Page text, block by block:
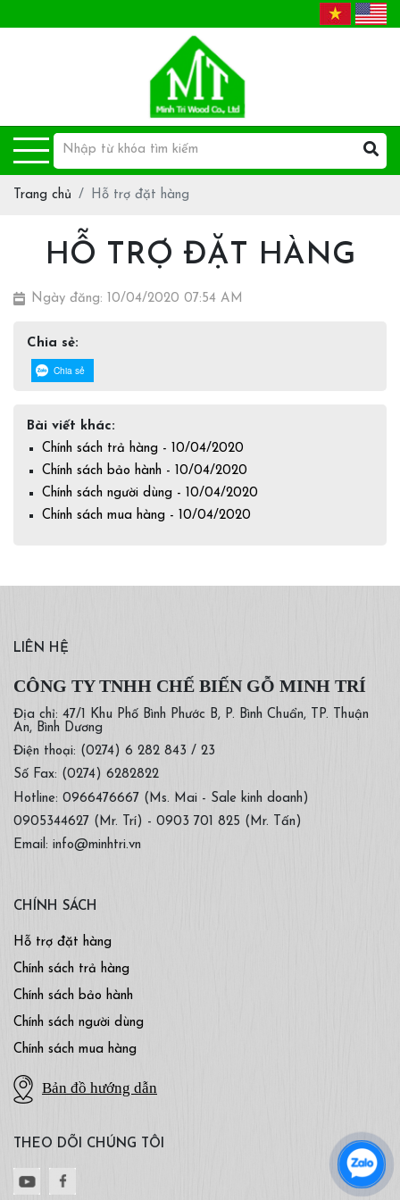
Trang chủ Hỗ trợ đặt hàng
HỖ TRỢ ĐẶT HÀNG
Ngày đăng: 10/04/2020 07:54 AM
Chia sẻ:
Chia sẻ
Bài viết khác:
Chính sách trả hàng - 10/04/2020
Chính sách bảo hành - 10/04/2020
Chính sách người dùng - 10/04/2020
Chính sách mua hàng - 10/04/2020
LIÊN HỆ
CÔNG TY TNHH CHẾ BIẾN GỖ MINH TRÍ
Địa chỉ: 47/1 Khu Phố Bình Phước B, P. Bình Chuẩn, TP. Thuận
An, Bình Dương
Điện thoại: (0274) 6 282 843 / 23
Số Fax: (0274) 6282822
Hotline: 0966476667 (Ms. Mai - Sale kinh doanh)
0905344627 (Mr. Trí) - 0903 701 825 (Mr. Tấn)
Email: info@minhtri.vn
CHÍNH SÁCH
Hỗ trợ đặt hàng
Chính sách trả hàng
Chính sách bảo hành
Chính sách người dùng
Chính sách mua hàng
Bản đồ hướng dẫn
THEO DÕI CHÚNG TÔI